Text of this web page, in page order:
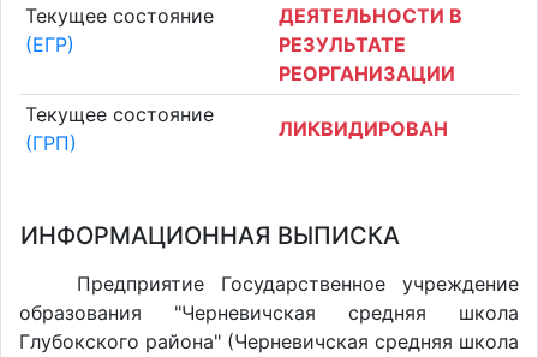
Текущее состояние
(ЕГР)
ДЕЯТЕЛЬНОСТИ В
РЕЗУЛЬТАТЕ
РЕОРГАНИЗАЦИИ
Текущее состояние
(ГРП)
ЛИКВИДИРОВАН
ИНФОРМАЦИОННАЯ ВЫПИСКА
Предприятие Государственное учреждение
образования "Черневичская средняя школа
Глубокского района" (Черневичская средняя школа